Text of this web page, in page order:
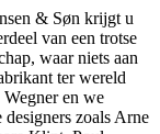
& Søn krijgt u
van een trotse
waar niets aan
ter wereld
en we
zoals Arne